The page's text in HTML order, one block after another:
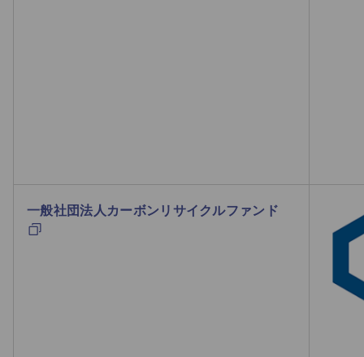
一般社団法人カーボンリサイクルファンド